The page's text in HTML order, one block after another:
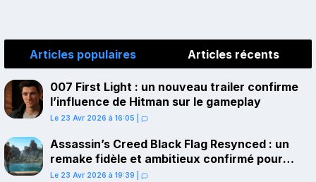
Articles populaires Articles récents
007 First Light : un nouveau trailer confirme
l’influence de Hitman sur le gameplay
Le 23 Avr 2026 à 16:05
Assassin’s Creed Black Flag Resynced : un
remake fidèle et ambitieux confirmé pour
juillet sur PS5
Le 23 Avr 2026 à 19:39